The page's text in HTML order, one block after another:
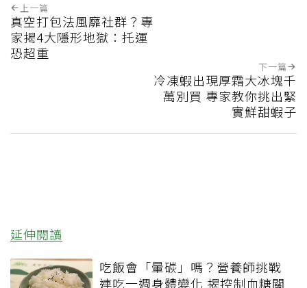
上一篇
真空打包法風靡社群？專
家揭4大隱形地獄：托運
恐超重
下一篇
冷凍蝦出現厚霜大冰塊千
萬別買 專家教你挑出緊
實鮮甜蝦子
延伸閱讀
吃飯會「暈碳」嗎？營養師挑戰
連吃一週身體變化 揭控制血糖關